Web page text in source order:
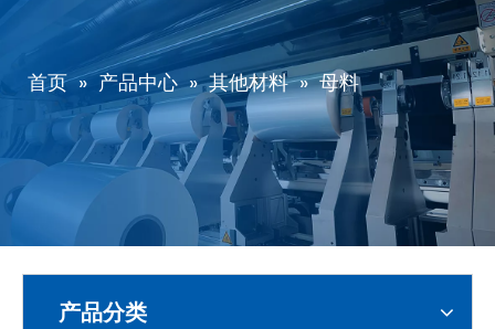
首页 » 产品中心 » 其他材料 » 母料
产品分类